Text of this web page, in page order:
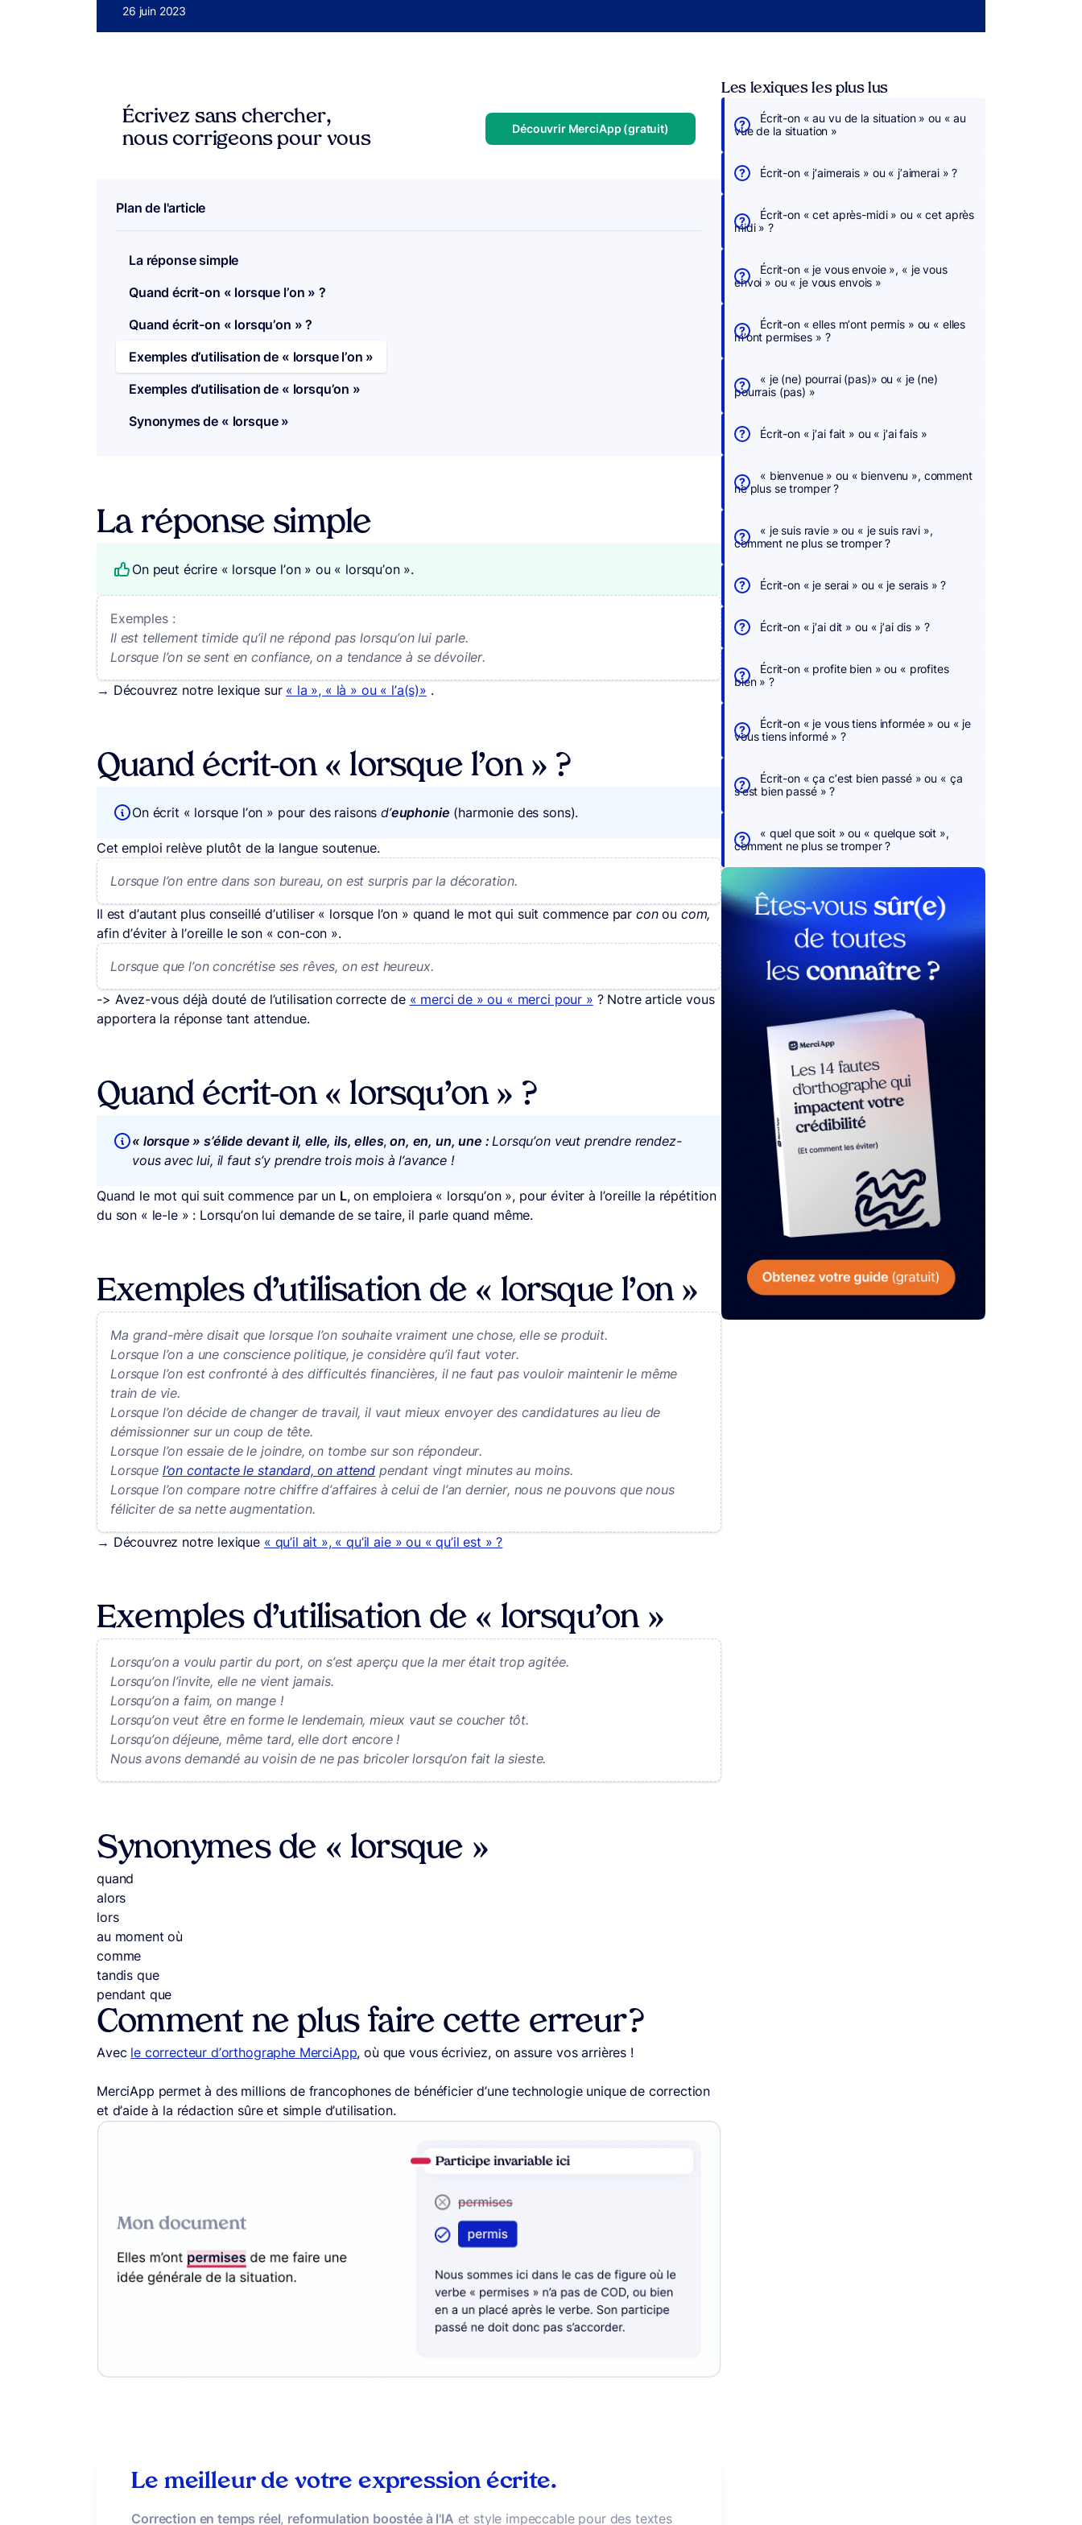
Publié le
26 juin 2023
Écrivez sans chercher,
nous corrigeons pour vous
Découvrir MerciApp (gratuit)
Plan de l'article
La réponse simple
Quand écrit-on « lorsque l’on » ?
Quand écrit-on « lorsqu’on » ?
Exemples d’utilisation de « lorsque l’on »
Exemples d’utilisation de « lorsqu’on »
Synonymes de « lorsque »
La réponse simple
On peut écrire « lorsque l’on » ou « lorsqu’on ».
Exemples :
Il est tellement timide qu’il ne répond pas lorsqu’on lui parle.
Lorsque l’on se sent en confiance, on a tendance à se dévoiler.
→ Découvrez notre lexique sur « la », « là » ou « l’a(s)» .
Quand écrit-on « lorsque l’on » ?
On écrit « lorsque l’on » pour des raisonsd’euphonie (harmonie des sons).
Cet emploi relève plutôt de la langue soutenue.
Lorsque l’on entre dans son bureau, on est surpris par la décoration.
Il est d’autant plus conseillé d’utiliser « lorsque l’on » quand le mot qui suit commence par conou com,
afin d’éviter à l’oreille le son « con-con ».
Lorsque que l’on concrétise ses rêves, on est heureux.
-> Avez-vous déjà douté de l’utilisation correcte de « merci de » ou « merci pour » ? Notre article vous
apportera la réponse tant attendue.
Quand écrit-on « lorsqu’on » ?
« lorsque » s’élide devant il, elle, ils, elles, on, en, un, une :Lorsqu’on veut prendre rendez-
vous avec lui, il faut s’y prendre trois mois à l’avance !
Quand le mot qui suit commence par un L, on emploiera « lorsqu’on », pour éviter à l’oreille la répétition
du son « le-le » : Lorsqu’on lui demande de se taire, il parle quand même.
Exemples d’utilisation de « lorsque l’on »
Ma grand-mère disait que lorsque l’on souhaite vraiment une chose, elle se produit.
Lorsque l’on a une conscience politique, je considère qu’il faut voter.
Lorsque l’on est confronté à des difficultés financières, il ne faut pas vouloir maintenir le même
train de vie.
Lorsque l’on décide de changer de travail, il vaut mieux envoyer des candidatures au lieu de
démissionner sur un coup de tête.
Lorsque l’on essaie de le joindre, on tombe sur son répondeur.
Lorsque l’on contacte le standard, on attendpendant vingt minutes au moins.
Lorsque l’on compare notre chiffre d’affaires à celui de l’an dernier, nous ne pouvons que nous
féliciter de sa nette augmentation.
→ Découvrez notre lexique « qu’il ait », « qu’il aie » ou « qu’il est » ?
Exemples d’utilisation de « lorsqu’on »
Lorsqu’on a voulu partir du port, on s’est aperçu que la mer était trop agitée.
Lorsqu’on l’invite, elle ne vient jamais.
Lorsqu’on a faim, on mange !
Lorsqu’on veut être en forme le lendemain, mieux vaut se coucher tôt.
Lorsqu’on déjeune, même tard, elle dort encore !
Nous avons demandé au voisin de ne pas bricoler lorsqu’on fait la sieste.
Synonymes de « lorsque »
quand
alors
lors
au moment où
comme
tandis que
pendant que
Comment ne plus faire cette erreur ?
Avec le correcteur d’orthographe MerciApp, où que vous écriviez, on assure vos arrières !
MerciApp permet à des millions de francophones de bénéficier d’une technologie unique de correction
et d’aide à la rédaction sûre et simple d’utilisation.
Le meilleur de votre expression écrite.
Correction en temps réel, reformulation boostée à l'IA et style impeccable pour des textes
Les lexiques les plus lus
Écrit-on « au vu de la situation » ou « au
vue de la situation »
Écrit-on « j’aimerais » ou « j’aimerai » ?
Écrit-on « cet après-midi » ou « cet après
midi » ?
Écrit-on « je vous envoie », « je vous
envoi » ou « je vous envois »
Écrit-on « elles m’ont permis » ou « elles
m’ont permises » ?
« je (ne) pourrai (pas)» ou « je (ne)
pourrais (pas) »
Écrit-on « j’ai fait » ou « j’ai fais »
« bienvenue » ou « bienvenu », comment
ne plus se tromper ?
« je suis ravie » ou « je suis ravi »,
comment ne plus se tromper ?
Écrit-on « je serai » ou « je serais » ?
Écrit-on « j’ai dit » ou « j’ai dis » ?
Écrit-on « profite bien » ou « profites
bien » ?
Écrit-on « je vous tiens informée » ou « je
vous tiens informé » ?
Écrit-on « ça c’est bien passé » ou « ça
s’est bien passé » ?
« quel que soit » ou « quelque soit »,
comment ne plus se tromper ?